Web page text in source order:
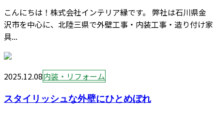
こんにちは！株式会社インテリア縁です。 弊社は石川県金
沢市を中心に、北陸三県で外壁工事・内装工事・造り付け家
具...
2025.12.08内装・リフォーム
スタイリッシュな外壁にひとめぼれ